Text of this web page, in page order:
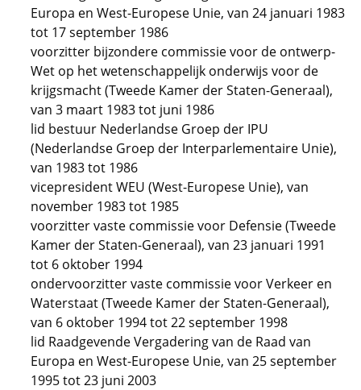
Europa en West-Europese Unie, van 24 januari 1983
tot 17 september 1986
voorzitter bijzondere commissie voor de ontwerp-
Wet op het wetenschappelijk onderwijs voor de
krijgsmacht (Tweede Kamer der Staten-Generaal),
van 3 maart 1983 tot juni 1986
lid bestuur Nederlandse Groep der IPU
(Nederlandse Groep der Interparlementaire Unie),
van 1983 tot 1986
vicepresident WEU (West-Europese Unie), van
november 1983 tot 1985
voorzitter vaste commissie voor Defensie (Tweede
Kamer der Staten-Generaal), van 23 januari 1991
tot 6 oktober 1994
ondervoorzitter vaste commissie voor Verkeer en
Waterstaat (Tweede Kamer der Staten-Generaal),
van 6 oktober 1994 tot 22 september 1998
lid Raadgevende Vergadering van de Raad van
Europa en West-Europese Unie, van 25 september
1995 tot 23 juni 2003